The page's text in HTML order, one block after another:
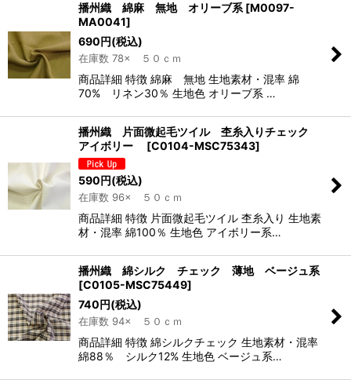
播州織 綿麻 無地 オリーブ系 [M0097-
MA0041]
690円(税込)
在庫数 78× ５０ｃｍ
商品詳細 特徴 綿麻 無地 生地素材・混率 綿
70% リネン30％ 生地色 オリーブ系 …
播州織 片面微起毛ツイル 杢糸入りチェック
アイボリー
[C0104-MSC75343]
590円(税込)
在庫数 96× ５０ｃｍ
商品詳細 特徴 片面微起毛ツイル 杢糸入り 生地素
材・混率 綿100％ 生地色 アイボリー系…
播州織 綿シルク チェック 薄地 ベージュ系
[C0105-MSC75449]
740円(税込)
在庫数 94× ５０ｃｍ
商品詳細 特徴 綿シルクチェック 生地素材・混率
綿88％ シルク12% 生地色 ベージュ系…